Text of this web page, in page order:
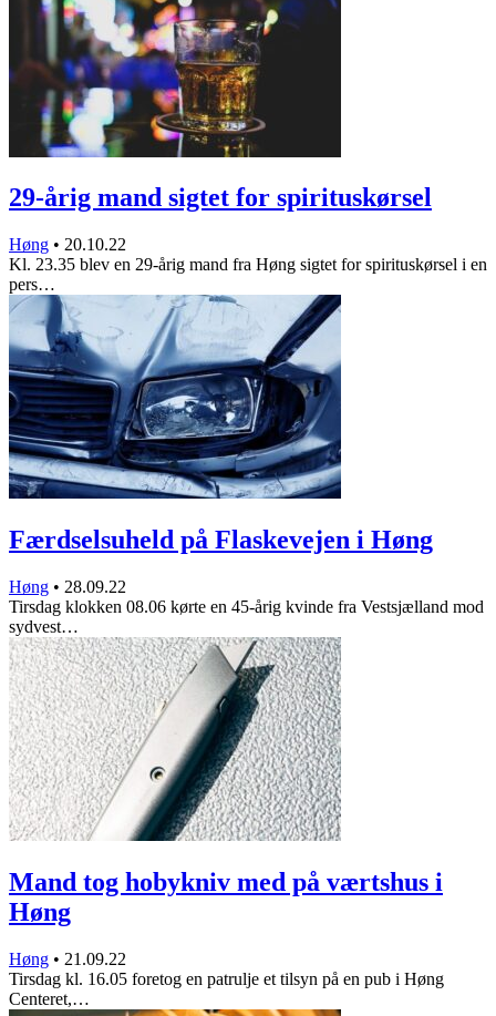
29-årig mand sigtet for spirituskørsel
Høng • 20.10.22
Kl. 23.35 blev en 29-årig mand fra Høng sigtet for spirituskørsel i en
pers…
Færdselsuheld på Flaskevejen i Høng
Høng • 28.09.22
Tirsdag klokken 08.06 kørte en 45-årig kvinde fra Vestsjælland mod
sydvest…
Mand tog hobykniv med på værtshus i
Høng
Høng • 21.09.22
Tirsdag kl. 16.05 foretog en patrulje et tilsyn på en pub i Høng
Centeret,…